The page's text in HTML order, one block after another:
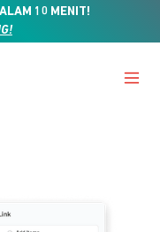
10 MENIT!